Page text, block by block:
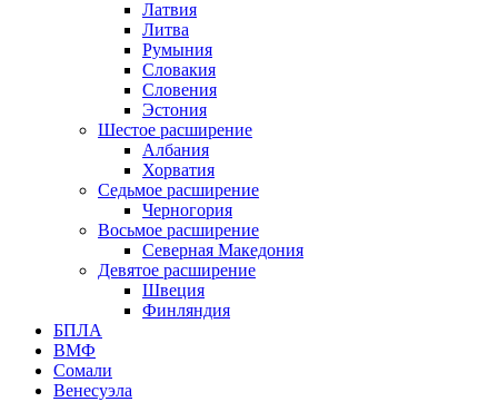
Латвия
Литва
Румыния
Словакия
Словения
Эстония
Шестое расширение
Албания
Хорватия
Седьмое расширение
Черногория
Восьмое расширение
Северная Македония
Девятое расширение
Швеция
Финляндия
БПЛА
ВМФ
Сомали
Венесуэла